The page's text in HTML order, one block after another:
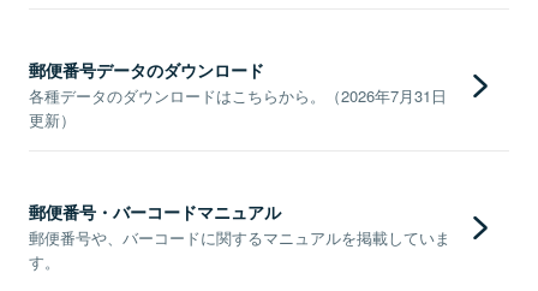
郵便番号データのダウンロード
各種データのダウンロードはこちらから。（2026年7月31日
更新）
郵便番号・バーコードマニュアル
郵便番号や、バーコードに関するマニュアルを掲載していま
す。